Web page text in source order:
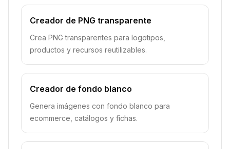
Creador de PNG transparente
Crea PNG transparentes para logotipos,
productos y recursos reutilizables.
Creador de fondo blanco
Genera imágenes con fondo blanco para
ecommerce, catálogos y fichas.